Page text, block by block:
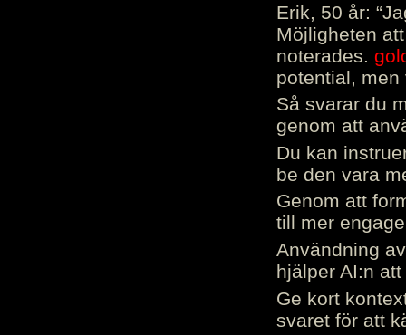
Erik, 50 år:
Möjligheten
noterades.
potential, men
Så svarar du
genom att
Du kan
be den vara
Genom att
till mer
Användning
hjälper AI:n
Ge kort
svaret för att